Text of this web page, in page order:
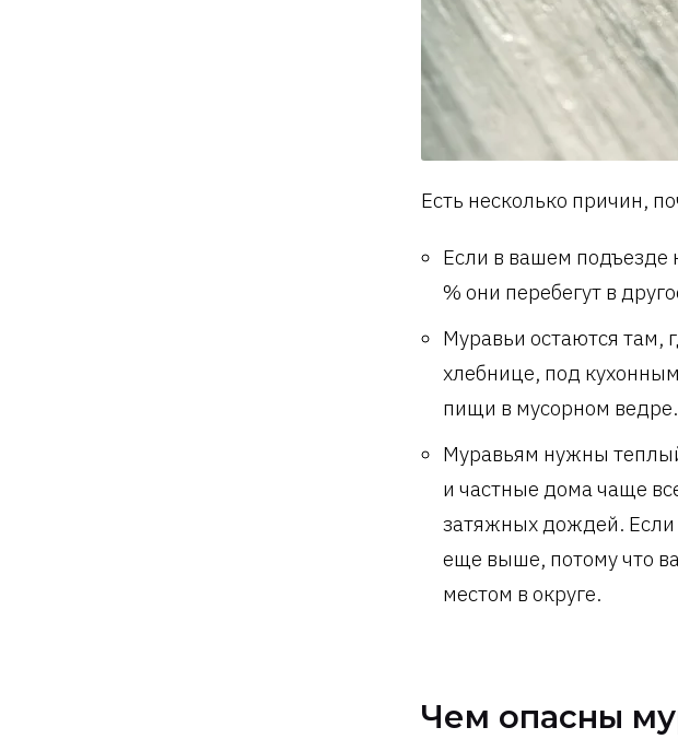
Есть несколько причин,
Если в вашем подъезде
% они перебегут в
Муравьи остаются там,
хлебнице, под
пищи в мусорном ведре.
Муравьям нужны
и частные дома чаще
затяжных дождей. Если
еще выше, потому что
местом в округе.
Чем опасны